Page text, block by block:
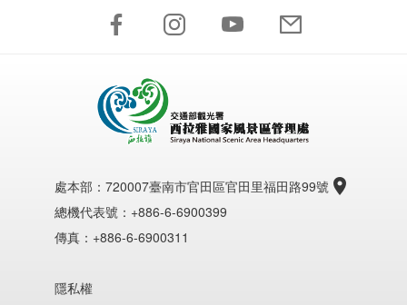
處本部： 720007臺南市官田區官田里福田路99號
總機代表號：+886-6-6900399
傳真：+886-6-6900311
隱私權